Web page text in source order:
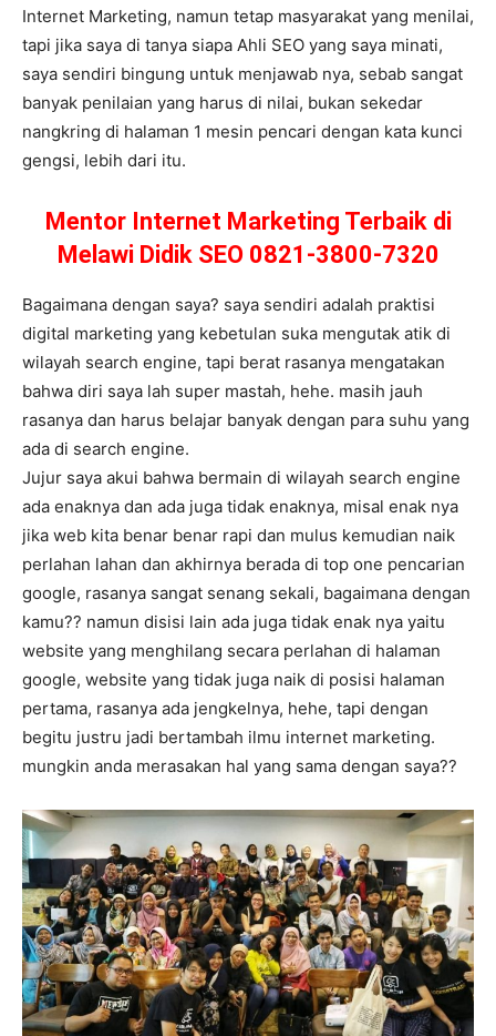
Internet Marketing, namun tetap masyarakat yang menilai,
tapi jika saya di tanya siapa Ahli SEO yang saya minati,
saya sendiri bingung untuk menjawab nya, sebab sangat
banyak penilaian yang harus di nilai, bukan sekedar
nangkring di halaman 1 mesin pencari dengan kata kunci
gengsi, lebih dari itu.
Mentor Internet Marketing Terbaik di
Melawi Didik SEO 0821-3800-7320
Bagaimana dengan saya? saya sendiri adalah praktisi
digital marketing yang kebetulan suka mengutak atik di
wilayah search engine, tapi berat rasanya mengatakan
bahwa diri saya lah super mastah, hehe. masih jauh
rasanya dan harus belajar banyak dengan para suhu yang
ada di search engine.
Jujur saya akui bahwa bermain di wilayah search engine
ada enaknya dan ada juga tidak enaknya, misal enak nya
jika web kita benar benar rapi dan mulus kemudian naik
perlahan lahan dan akhirnya berada di top one pencarian
google, rasanya sangat senang sekali, bagaimana dengan
kamu?? namun disisi lain ada juga tidak enak nya yaitu
website yang menghilang secara perlahan di halaman
google, website yang tidak juga naik di posisi halaman
pertama, rasanya ada jengkelnya, hehe, tapi dengan
begitu justru jadi bertambah ilmu internet marketing.
mungkin anda merasakan hal yang sama dengan saya??